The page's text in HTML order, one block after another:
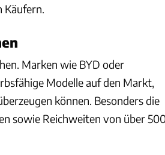
Marken wie BYD oder
Modelle auf den Markt,
können. Besonders die
sowie Reichweiten von über